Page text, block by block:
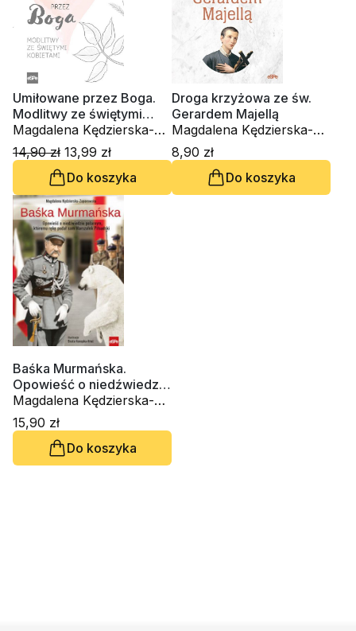
Umiłowane przez Boga.
Modlitwy ze świętymi
kobietami
Magdalena Kędzierska-
Zaporowska
14,90 zł 13,99 zł
Do koszyka
Droga krzyżowa ze św.
Gerardem Majellą
Magdalena Kędzierska-
Zaporowska
8,90 zł
Do koszyka
Baśka Murmańska.
Opowieść o niedźwiedziu
polarnym, któremu rękę
podał sam Marszałek
Piłsudski
Magdalena Kędzierska-
Zaporowska
15,90 zł
Do koszyka